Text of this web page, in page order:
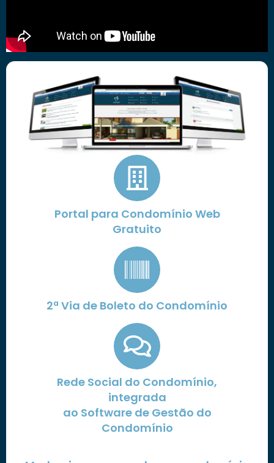
Portal para Condomínio Web
Gratuito
2ª Via de Boleto do Condomínio
Rede Social do Condomínio,
integrada
ao Software de Gestão do
Condomínio